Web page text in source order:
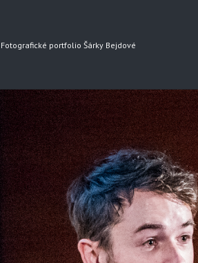
Fotografické portfolio Šárky Bejdové